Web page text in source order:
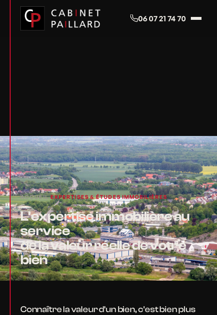
06 07 21 74 70
ACCUEIL›EXPERTISES & ÉTUDES IMMOBILIÈRES
L'expertise immobilière au
service
de la valeur réelle de votre
bien
Connaître la valeur d'un bien, c'est bien plus
Panneau de gestion des cookies